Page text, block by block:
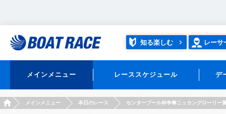
知る楽しむ レーサ
メインメニュー レーススケジュール デ
HOMEメインメニュー 本日のレース センタープール杯争奪ニッカングローリー